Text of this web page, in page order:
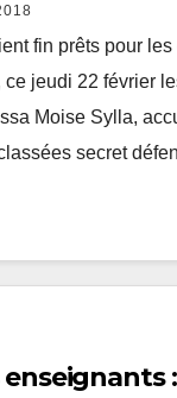
fin prêts pour
jeudi 22 février
Moise Sylla,
secret
: